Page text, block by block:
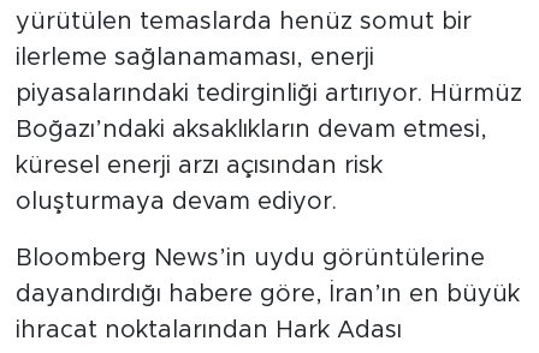
yürütülen temaslarda henüz somut bir
ilerleme sağlanamaması, enerji
piyasalarındaki tedirginliği artırıyor. Hürmüz
Boğazı’ndaki aksaklıkların devam etmesi,
küresel enerji arzı açısından risk
oluşturmaya devam ediyor.
Bloomberg News’in uydu görüntülerine
dayandırdığı habere göre, İran’ın en büyük
ihracat noktalarından Hark Adası